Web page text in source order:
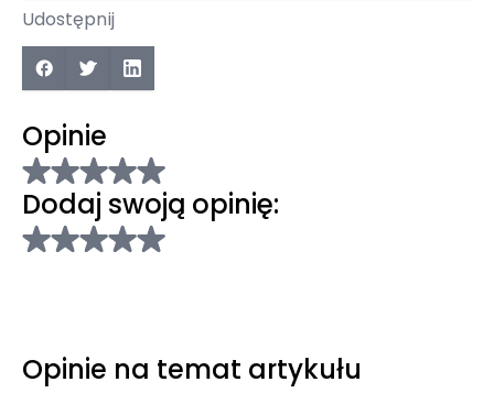
Udostępnij
Opinie
Dodaj swoją opinię:
Opinie na temat artykułu